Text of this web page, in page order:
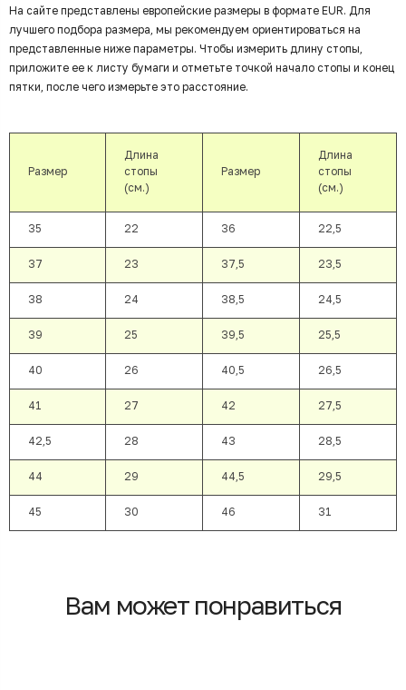
На сайте представлены европейские размеры в формате EUR. Для
лучшего подбора размера, мы рекомендуем ориентироваться на
представленные ниже параметры. Чтобы измерить длину стопы,
приложите ее к листу бумаги и отметьте точкой начало стопы и конец
пятки, после чего измерьте это расстояние.
Размер
Длина
стопы
(см.)
Размер
Длина
стопы
(см.)
35 22 36 22,5
37 23 37,5 23,5
38 24 38,5 24,5
39 25 39,5 25,5
40 26 40,5 26,5
41 27 42 27,5
42,5 28 43 28,5
44 29 44,5 29,5
45 30 46 31
Вам может понравиться